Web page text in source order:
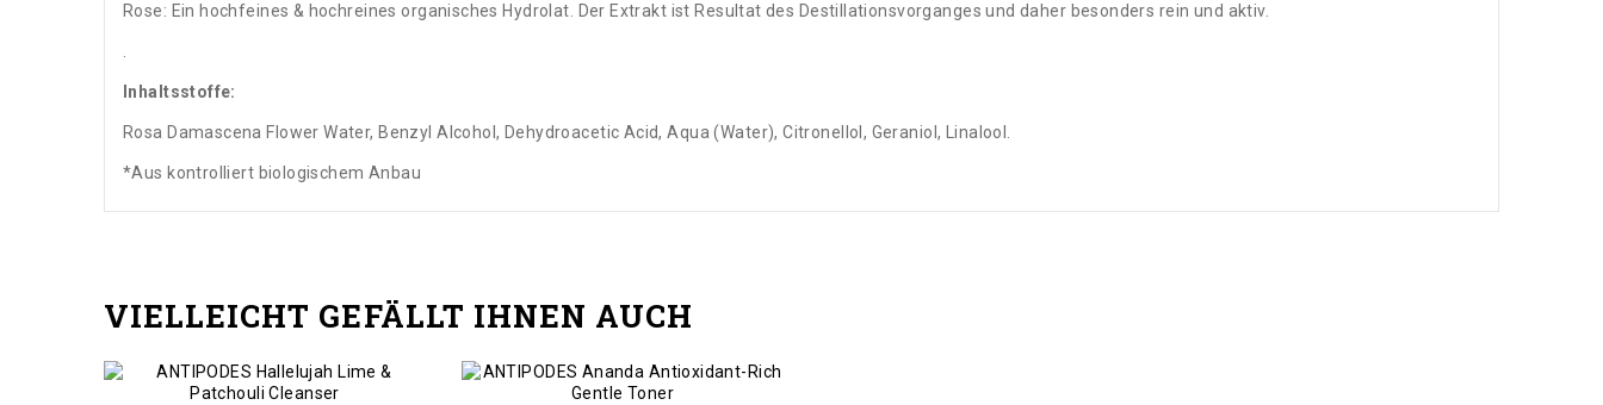
Rose: Ein hochfeines & hochreines organisches Hydrolat. Der Extrakt ist Resultat des Destillationsvorganges und daher besonders rein und aktiv.
Inhaltsstoffe:
Rosa Damascena Flower Water, Benzyl Alcohol, Dehydroacetic Acid, Aqua (Water), Citronellol, Geraniol, Linalool.
*Aus kontrolliert biologischem Anbau
VIELLEICHT GEFÄLLT IHNEN AUCH
IN DEN WARENKORB